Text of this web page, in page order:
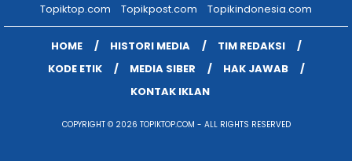
Topiktop.com
Topikpost.com Topikindonesia.com
HOME HISTORI MEDIA
TIM REDAKSI
KODE ETIK
MEDIA SIBER
HAK JAWAB
KONTAK IKLAN
COPYRIGHT © 2026 TOPIKTOP.COM - ALL RIGHTS RESERVED